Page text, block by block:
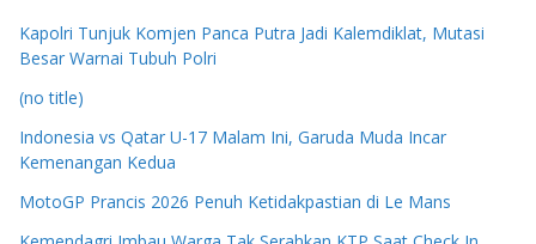
Kapolri Tunjuk Komjen Panca Putra Jadi Kalemdiklat, Mutasi
Besar Warnai Tubuh Polri
(no title)
Indonesia vs Qatar U-17 Malam Ini, Garuda Muda Incar
Kemenangan Kedua
MotoGP Prancis 2026 Penuh Ketidakpastian di Le Mans